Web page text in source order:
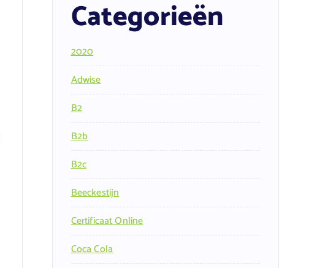
Categorieën
2020
Adwise
B2
B2b
B2c
Beeckestijn
Certificaat Online
Coca Cola